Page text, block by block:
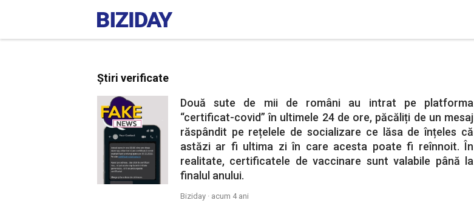
Știri verificate
Două sute de mii de români au intrat pe platforma
“certificat-covid” în ultimele 24 de ore, păcăliți de un mesaj
răspândit pe rețelele de socializare ce lăsa de înțeles că
astăzi ar fi ultima zi în care acesta poate fi reînnoit. În
realitate, certificatele de vaccinare sunt valabile până la
finalul anului.
Biziday · acum 4 ani